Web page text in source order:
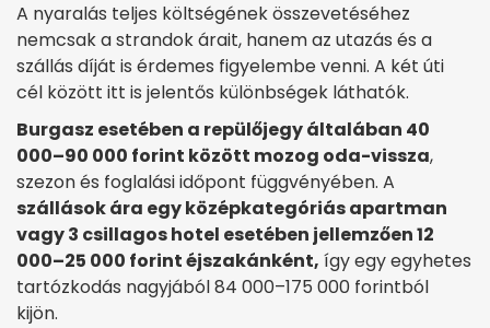
A nyaralás teljes költségének összevetéséhez
nemcsak a strandok árait, hanem az utazás és a
szállás díját is érdemes figyelembe venni. A két úti
cél között itt is jelentős különbségek láthatók.
Burgasz esetében a repülőjegy általában 40
000–90 000 forint között mozog oda-vissza,
szezon és foglalási időpont függvényében. A
szállások ára egy középkategóriás apartman
vagy 3 csillagos hotel esetében jellemzően 12
000–25 000 forint éjszakánként, így egy egyhetes
tartózkodás nagyjából 84 000–175 000 forintból
kijön.